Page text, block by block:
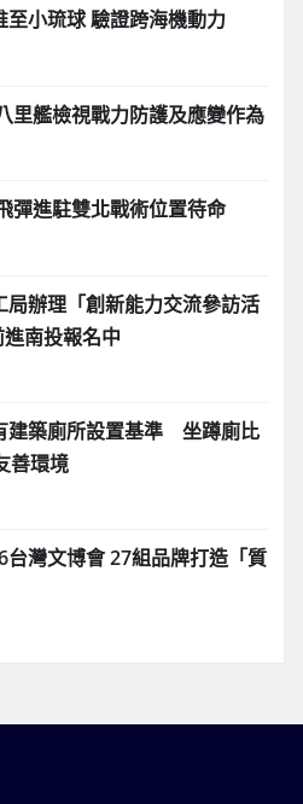
小琉球 驗證跨海機動力
里艦檢視戰力防護及應變作為
彈進駐雙北戰術位置待命
辦理「創新能力交流參訪活
南投報名中
建築廁所設置基準 坐蹲廁比
善環境
灣文博會 27組品牌打造「質